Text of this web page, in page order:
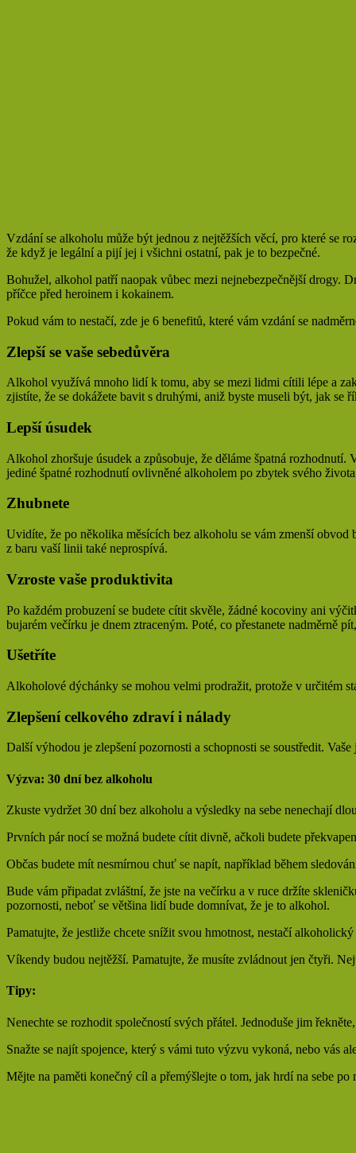
Vzdání se alkoholu může být jednou z nejtěžších věcí, pro které se
že když je legální a pijí jej i všichni ostatní, pak je to bezpečné.
Bohužel, alkohol patří naopak vůbec mezi nejnebezpečnější drogy.
příčce před heroinem i kokainem.
Pokud vám to nestačí, zde je 6 benefitů, které vám vzdání se
Zlepší se vaše sebedůvěra
Alkohol využívá mnoho lidí k tomu, aby se mezi lidmi cítili lépe a
zjistíte, že se dokážete bavit s druhými, aniž byste museli být, jak se
Lepší úsudek
Alkohol zhoršuje úsudek a způsobuje, že děláme špatná
jediné špatné rozhodnutí ovlivněné alkoholem po zbytek svého
Zhubnete
Uvidíte, že po několika měsících bez alkoholu se vám zmenší
z baru vaší linii také neprospívá.
Vzroste vaše produktivita
Po každém probuzení se budete cítit skvěle, žádné kocoviny ani
bujarém večírku je dnem ztraceným. Poté, co přestanete nadměrně
Ušetříte
Alkoholové dýchánky se mohou velmi prodražit, protože v určitém
Zlepšení celkového zdraví i nálady
Další výhodou je zlepšení pozornosti a schopnosti se soustředit.
Výzva: 30 dní bez alkoholu
Zkuste vydržet 30 dní bez alkoholu a výsledky na sebe nenechají
Prvních pár nocí se možná budete cítit divně, ačkoli budete
Občas budete mít nesmírnou chuť se napít, například během
Bude vám připadat zvláštní, že jste na večírku a v ruce držíte
pozornosti, neboť se většina lidí bude domnívat, že je to alkohol.
Pamatujte, že jestliže chcete snížit svou hmotnost, nestačí
Víkendy budou nejtěžší. Pamatujte, že musíte zvládnout jen čtyři.
Tipy:
Nenechte se rozhodit společností svých přátel. Jednoduše jim
Snažte se najít spojence, který s vámi tuto výzvu vykoná, nebo vás
Mějte na paměti konečný cíl a přemýšlejte o tom, jak hrdí na sebe